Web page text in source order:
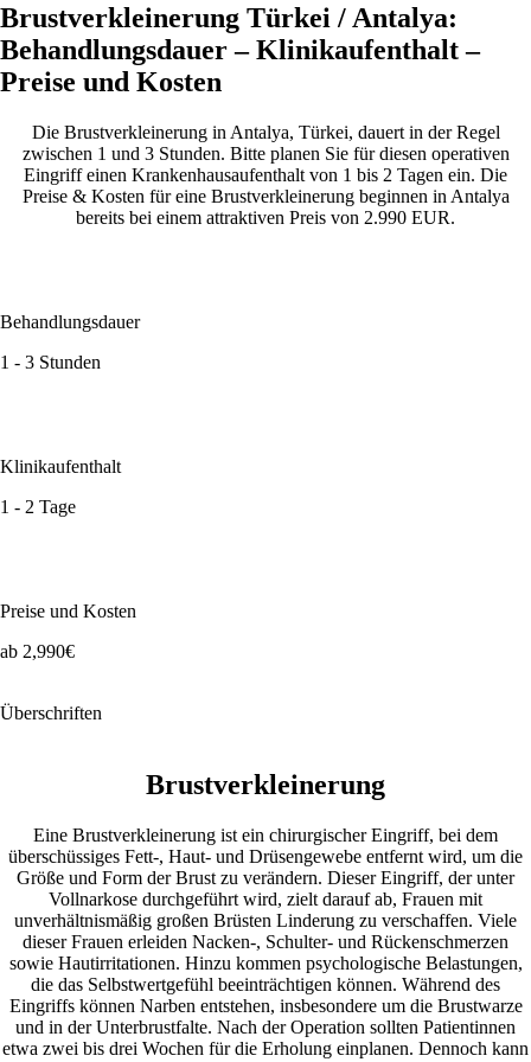
Brustverkleinerung Türkei / Antalya:
Behandlungsdauer – Klinikaufenthalt –
Preise und Kosten
Die Brustverkleinerung in Antalya, Türkei, dauert in der Regel
zwischen 1 und 3 Stunden. Bitte planen Sie für diesen operativen
Eingriff einen Krankenhausaufenthalt von 1 bis 2 Tagen ein. Die
Preise & Kosten für eine Brustverkleinerung beginnen in Antalya
bereits bei einem attraktiven Preis von 2.990 EUR.
Behandlungsdauer
1 - 3 Stunden
Klinikaufenthalt
1 - 2 Tage
Preise und Kosten
ab 2,990€
Überschriften
Brustverkleinerung
Eine Brustverkleinerung ist ein chirurgischer Eingriff, bei dem
überschüssiges Fett-, Haut- und Drüsengewebe entfernt wird, um die
Größe und Form der Brust zu verändern. Dieser Eingriff, der unter
Vollnarkose durchgeführt wird, zielt darauf ab, Frauen mit
unverhältnismäßig großen Brüsten Linderung zu verschaffen. Viele
dieser Frauen erleiden Nacken-, Schulter- und Rückenschmerzen
sowie Hautirritationen. Hinzu kommen psychologische Belastungen,
die das Selbstwertgefühl beeinträchtigen können. Während des
Eingriffs können Narben entstehen, insbesondere um die Brustwarze
und in der Unterbrustfalte. Nach der Operation sollten Patientinnen
etwa zwei bis drei Wochen für die Erholung einplanen. Dennoch kann